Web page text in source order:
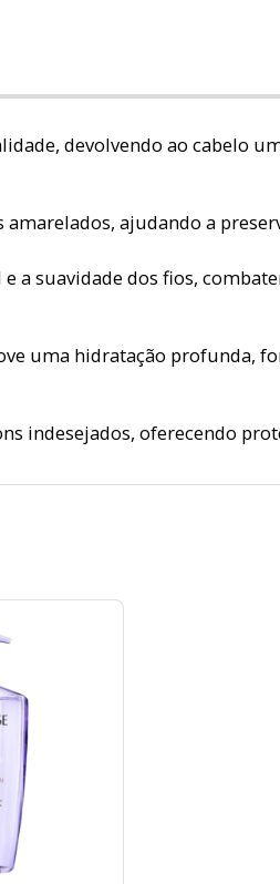
devolvendo ao cabelo
ajudando a
suavidade dos fios,
uma hidratação profunda,
indesejados, oferecendo